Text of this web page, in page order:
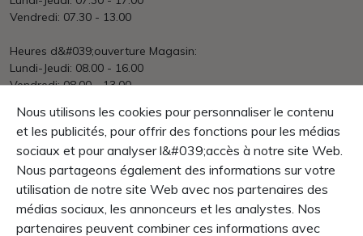
Vendredi: 07.30 - 13.00
Heures d&#039;ouverture Magasin:
Lundi-Jeudi: 08.00 - 16.00
Vendredi: 08.00 - 13.00
Expédition
en ligne dès prix € 150.- franco domicile
International après dépenses
Paiement
net dans les 30 jours
Nous utilisons les cookies pour personnaliser le contenu
et les publicités, pour offrir des fonctions pour les médias
sociaux et pour analyser l&#039;accès à notre site Web.
Nous partageons également des informations sur votre
utilisation de notre site Web avec nos partenaires des
médias sociaux, les annonceurs et les analystes. Nos
partenaires peuvent combiner ces informations avec